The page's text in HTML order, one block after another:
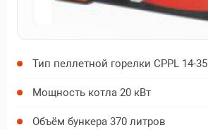
Тип пеллетной горелки CPPL 14-35
Мощность котла 20 кВт
Объём бункера 370 литров